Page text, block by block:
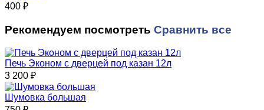
400 ₽
Рекомендуем посмотреть Сравнить все
Печь Эконом с дверцей под казан 12л
3 200 ₽
Шумовка большая